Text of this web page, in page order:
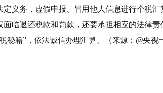
义务，虚假申报、冒用他人信息进行个税汇
临退还税款和罚款，还要承担相应的法律
秘籍”，依法诚信办理汇算。（来源：@央视